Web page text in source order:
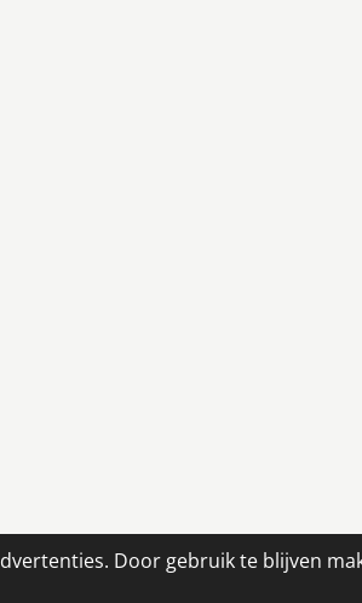
Door gebruik te blijven